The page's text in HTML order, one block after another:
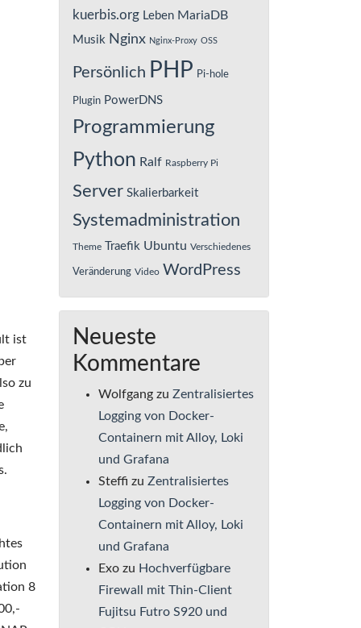
ist
zu
8
kuerbis.org Leben MariaDB
Musik Nginx Nginx-Proxy OSS
Persönlich PHP Pi-hole
Plugin PowerDNS
Programmierung
Python Ralf Raspberry Pi
Server Skalierbarkeit
Systemadministration
Theme Traefik Ubuntu Verschiedenes
Veränderung Video WordPress
Neueste
Kommentare
Wolfgang zu Zentralisiertes
Logging von Docker-
Containern mit Alloy, Loki
und Grafana
Steffi zu Zentralisiertes
Logging von Docker-
Containern mit Alloy, Loki
und Grafana
Exo zu Hochverfügbare
Firewall mit Thin-Client
Fujitsu Futro S920 und